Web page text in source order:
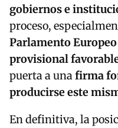
gobiernos e
proceso,
Parlamento Europeo
provisional
puerta a unafirma
producirse este
En definitiva, la